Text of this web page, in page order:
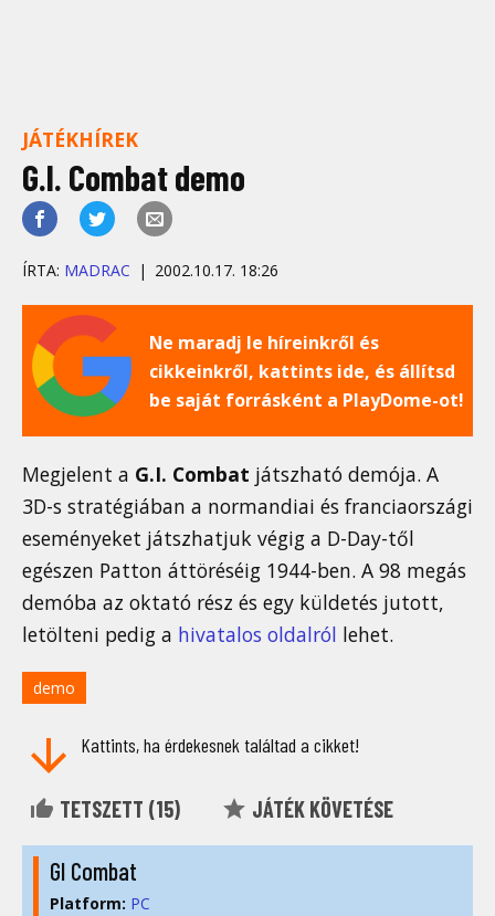
JÁTÉKHÍREK
G.I. Combat demo
ÍRTA: MADRAC 2002.10.17. 18:26
Ne maradj le híreinkről és
cikkeinkről, kattints ide, és állítsd
be saját forrásként a PlayDome-ot!
Megjelent a G.I. Combat játszható demója. A
3D-s stratégiában a normandiai és franciaországi
eseményeket játszhatjuk végig a D-Day-től
egészen Patton áttöréséig 1944-ben. A 98 megás
demóba az oktató rész és egy küldetés jutott,
letölteni pedig a hivatalos oldalról lehet.
demo
Kattints, ha érdekesnek találtad a cikket!
TETSZETT (15) JÁTÉK KÖVETÉSE
GI Combat
Platform: PC